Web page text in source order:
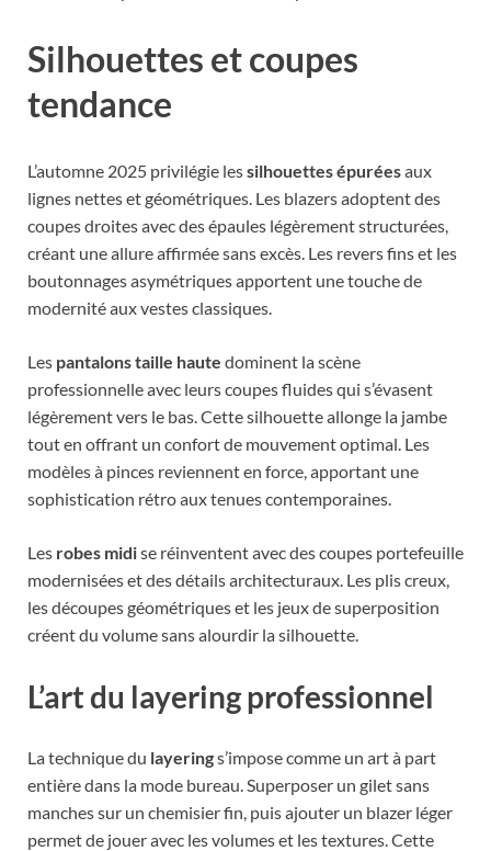
Silhouettes et coupes
tendance
L’automne 2025 privilégie lessilhouettes épuréesaux
lignes nettes et géométriques. Les blazers adoptent des
coupes droites avec des épaules légèrement structurées,
créant une allure affirmée sans excès. Les revers fins et les
boutonnages asymétriques apportent une touche de
modernité aux vestes classiques.
Les pantalons taille haute dominent la scène
professionnelle avec leurs coupes fluides qui s’évasent
légèrement vers le bas. Cette silhouette allonge la jambe
tout en offrant un confort de mouvement optimal. Les
modèles à pinces reviennent en force, apportant une
sophistication rétro aux tenues contemporaines.
Les robes midise réinventent avec des coupes portefeuille
modernisées et des détails architecturaux. Les plis creux,
les découpes géométriques et les jeux de superposition
créent du volume sans alourdir la silhouette.
L’art du layering professionnel
La technique du layerings’impose comme un art à part
entière dans la mode bureau. Superposer un gilet sans
manches sur un chemisier fin, puis ajouter un blazer léger
permet de jouer avec les volumes et les textures. Cette